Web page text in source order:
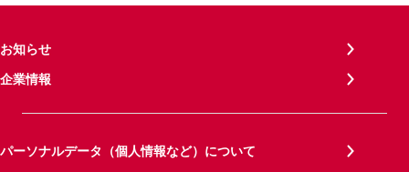
お知らせ
企業情報
パーソナルデータ（個人情報など）について